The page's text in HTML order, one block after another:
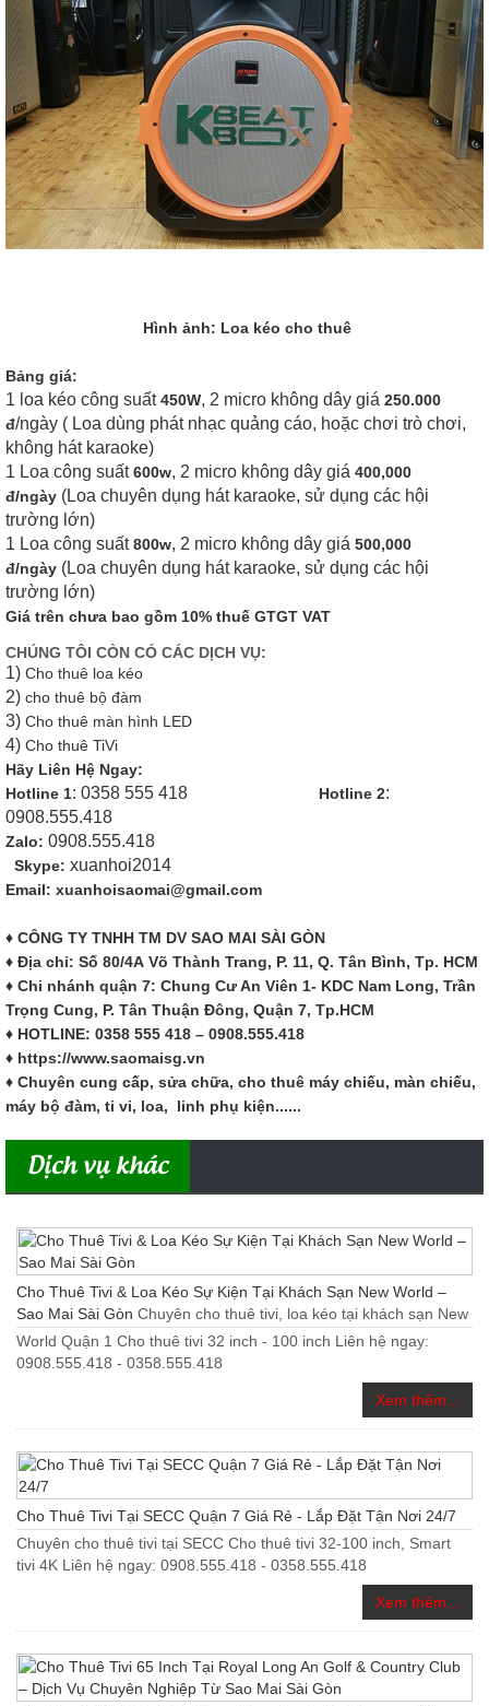
Hình ảnh: Loa kéo cho thuê
Bảng giá:
1 loa kéo công suất450W, 2 micro không dây giá 250.000
đ/ngày ( Loa dùng phát nhạc quảng cáo, hoặc chơi trò chơi,
không hát karaoke)
1 Loa công suất600w, 2 micro không dây giá 400,000
đ/ngày (Loa chuyên dụng hát karaoke, sử dụng các hội
trường lớn)
1 Loa công suất800w, 2 micro không dây giá 500,000
đ/ngày (Loa chuyên dụng hát karaoke, sử dụng các hội
trường lớn)
Giá trên chưa bao gồm 10% thuế GTGT VAT
CHÚNG TÔI CÒN CÓ CÁC DỊCH VỤ:
1) Cho thuê loa kéo
2) cho thuê bộ đàm
3) Cho thuê màn hình LED
4) Cho thuê TiVi
Hãy Liên Hệ Ngay:
Hotline 1: 0358 555 418 Hotline 2:
0908.555.418
Zalo: 0908.555.418
Skype: xuanhoi2014
Email: xuanhoisaomai@gmail.com
♦ CÔNG TY TNHH TM DV SAO MAI SÀI GÒN
♦ Địa chỉ: Số 80/4A Võ Thành Trang, P. 11, Q. Tân Bình, Tp. HCM
♦ Chi nhánh quận 7: Chung Cư An Viên 1- KDC Nam Long, Trần
Trọng Cung, P. Tân Thuận Đông, Quận 7, Tp.HCM
♦ HOTLINE: 0358 555 418 – 0908.555.418
♦ https://www.saomaisg.vn
♦ Chuyên cung cấp, sửa chữa, cho thuê máy chiếu, màn chiếu,
máy bộ đàm, ti vi, loa, linh phụ kiện......
Dịch vụ khác
Cho Thuê Tivi & Loa Kéo Sự Kiện Tại Khách Sạn New World –
Sao Mai Sài Gòn Chuyên cho thuê tivi, loa kéo tại khách sạn New
World Quận 1 Cho thuê tivi 32 inch - 100 inch Liên hệ ngay:
0908.555.418 - 0358.555.418
Xem thêm...
Cho Thuê Tivi Tại SECC Quận 7 Giá Rẻ - Lắp Đặt Tận Nơi 24/7
Chuyên cho thuê tivi tại SECC Cho thuê tivi 32-100 inch, Smart
tivi 4K Liên hệ ngay: 0908.555.418 - 0358.555.418
Xem thêm...